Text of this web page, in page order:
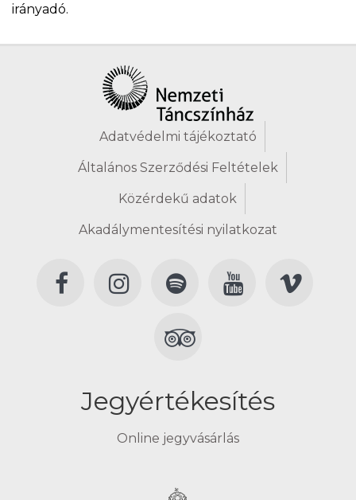
irányadó.
Adatvédelmi tájékoztató
Általános Szerződési Feltételek
Közérdekű adatok
Akadálymentesítési nyilatkozat
Jegyértékesítés
Online jegyvásárlás